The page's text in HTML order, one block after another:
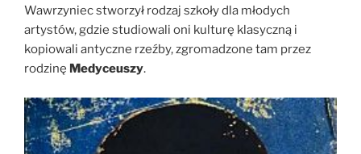
Wawrzyniec stworzył rodzaj szkoły dla młodych
artystów, gdzie studiowali oni kulturę klasyczną i
kopiowali antyczne rzeźby, zgromadzone tam przez
rodzinę Medyceuszy.